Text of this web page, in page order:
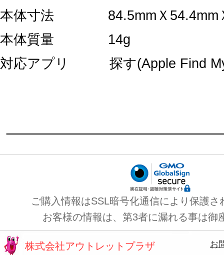
本体寸法 84.5mmＸ54.4mm
本体質量 14g
対応アプリ 探す(Apple Find
ご購入情報はSSL暗号化通信により保護さ
お客様の情報は、第3者に漏れる事は御
株式会社アウトレットプラザ お